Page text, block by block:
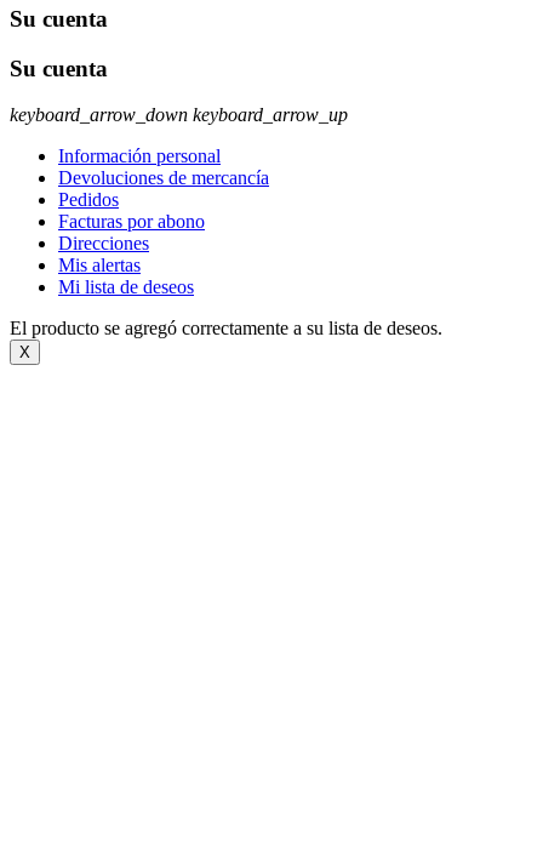
Su cuenta
Su cuenta
keyboard_arrow_down keyboard_arrow_up
Información personal
Devoluciones de mercancía
Pedidos
Facturas por abono
Direcciones
Mis alertas
Mi lista de deseos
El producto se agregó correctamente a su lista de deseos.
X